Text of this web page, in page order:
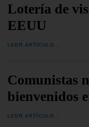
Lotería de
EEUU
LEER ARTÍCULO...
Comunistas
bienvenidos
LEER ARTÍCULO...